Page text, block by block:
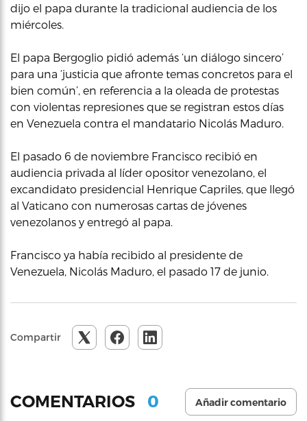
dijo el papa durante la tradicional audiencia de los
miércoles.
El papa Bergoglio pidió además ‘un diálogo sincero’
para una ‘justicia que afronte temas concretos para el
bien común’, en referencia a la oleada de protestas
con violentas represiones que se registran estos días
en Venezuela contra el mandatario Nicolás Maduro.
El pasado 6 de noviembre Francisco recibió en
audiencia privada al líder opositor venezolano, el
excandidato presidencial Henrique Capriles, que llegó
al Vaticano con numerosas cartas de jóvenes
venezolanos y entregó al papa.
Francisco ya había recibido al presidente de
Venezuela, Nicolás Maduro, el pasado 17 de junio.
Compartir
COMENTARIOS 0 Añadir comentario